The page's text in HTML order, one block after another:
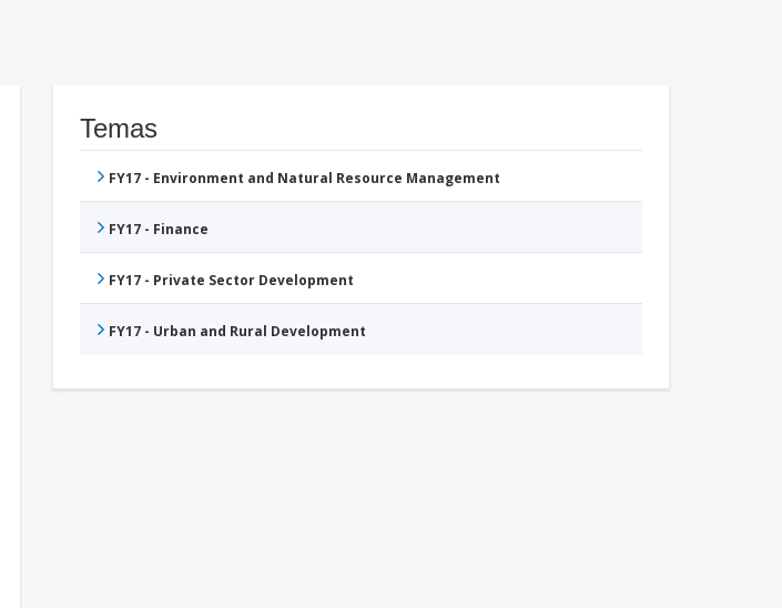
Temas
FY17 - Environment and Natural Resource Management
FY17 - Finance
FY17 - Private Sector Development
FY17 - Urban and Rural Development